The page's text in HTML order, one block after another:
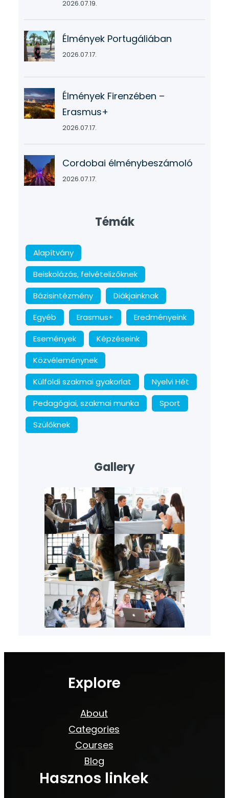
2026.07.19.
Élmények Portugáliában
2026.07.17.
Élmények Firenzében –
Erasmus+
2026.07.17.
Cordobai élménybeszámoló
2026.07.17.
Témák
Alapítvány
Beiskolázás, felvételizőknek
Bázisintézmény
Diákjainknak
Egyéb
Erasmus+
Eredményeink
Események
Képzéseink
Közvéleménynek
Külföldi szakmai gyakorlat
Nyelvi Hét
Pedagógiai, szakmai munka
Sport
Szülőknek
Gallery
Explore
About
Categories
Courses
Blog
Hasznos linkek